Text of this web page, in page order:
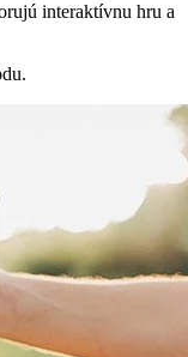
interaktívnu hru a